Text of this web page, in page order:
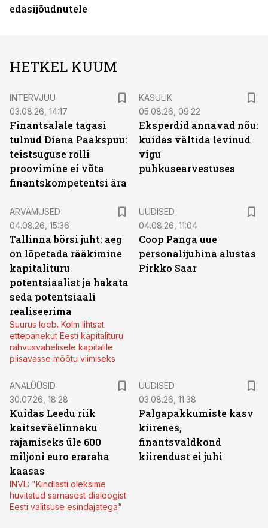
edasijõudnutele
HETKEL KUUM
INTERVJUU
03.08.26, 14:17
Finantsalale tagasi
tulnud Diana Paakspuu:
teistsuguse rolli
proovimine ei võta
finantskompetentsi ära
KASULIK
05.08.26, 09:22
Eksperdid annavad nõu:
kuidas vältida levinud
vigu
puhkusearvestuses
ARVAMUSED
04.08.26, 15:36
Tallinna börsi juht: aeg
on lõpetada rääkimine
kapitalituru
potentsiaalist ja hakata
seda potentsiaali
realiseerima
Suurus loeb. Kolm lihtsat
ettepanekut Eesti kapitalituru
rahvusvahelisele kapitalile
piisavasse mõõtu viimiseks
UUDISED
04.08.26, 11:04
Coop Panga uue
personalijuhina alustas
Pirkko Saar
ANALÜÜSID
30.07.26, 18:28
Kuidas Leedu riik
kaitseväelinnaku
rajamiseks üle 600
miljoni euro eraraha
kaasas
INVL: "Kindlasti oleksime
huvitatud sarnasest dialoogist
Eesti valitsuse esindajatega"
UUDISED
03.08.26, 11:38
Palgapakkumiste kasv
kiirenes,
finantsvaldkond
kiirendust ei juhi